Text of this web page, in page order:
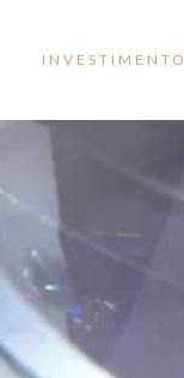
INVESTIMENTO